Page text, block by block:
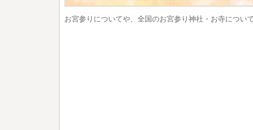
お宮参りについてや、全国のお宮参り神社・お寺につい